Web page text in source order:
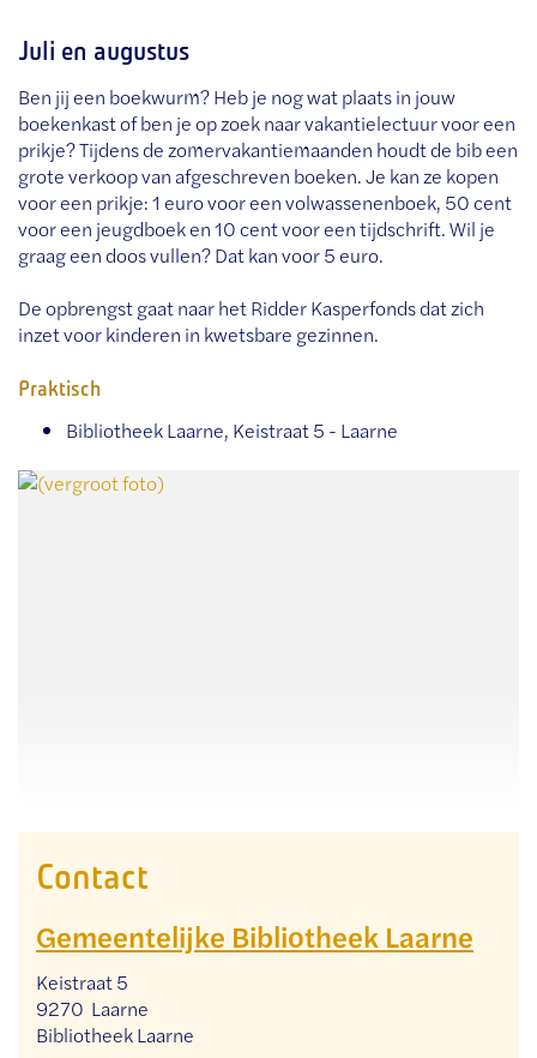
Juli en augustus
Ben jij een boekwurm? Heb je nog wat plaats in jouw
boekenkast of ben je op zoek naar vakantielectuur voor een
prikje? Tijdens de zomervakantiemaanden houdt de bib een
grote verkoop van afgeschreven boeken. Je kan ze kopen
voor een prikje: 1 euro voor een volwassenenboek, 50 cent
voor een jeugdboek en 10 cent voor een tijdschrift. Wil je
graag een doos vullen? Dat kan voor 5 euro.
De opbrengst gaat naar het Ridder Kasperfonds dat zich
inzet voor kinderen in kwetsbare gezinnen.
Praktisch
Bibliotheek Laarne, Keistraat 5 - Laarne
Contact
Gemeentelijke Bibliotheek Laarne
Adres
Keistraat 5
,9270 Laarne
Bibliotheek Laarne